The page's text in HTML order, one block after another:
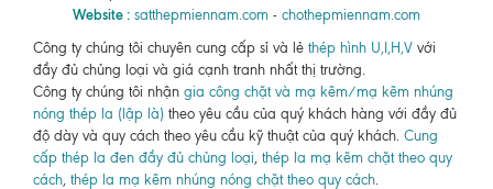
Website : satthepmiennam.com - chothepmiennam.com
Công ty chúng tôi chuyên cung cấp sỉ và lẻ thép hình U,I,H,V với
đầy đủ chủng loại và giá cạnh tranh nhất thị trường.
Công ty chúng tôi nhận gia công chặt và mạ kẽm/mạ kẽm nhúng
nóng thép la (lập là) theo yêu cầu của quý khách hàng với đầy đủ
độ dày và quy cách theo yêu cầu kỹ thuật của quý khách. Cung
cấp thép la đen đầy đủ chủng loại, thép la mạ kẽm chặt theo quy
cách, thép la mạ kẽm nhúng nóng chặt theo quy cách.